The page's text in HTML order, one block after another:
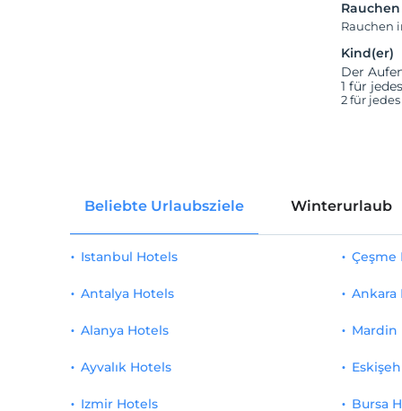
Rauchen
Rauchen
Kind(er)
Der
1 für
2 für
Beliebte Urlaubsziele Winterurlaub
Istanbul Hotels
Antalya Hotels
Alanya Hotels
Ayvalık Hotels
Izmir Hotels
Çeşme
Ankara
Mardin
Bursa